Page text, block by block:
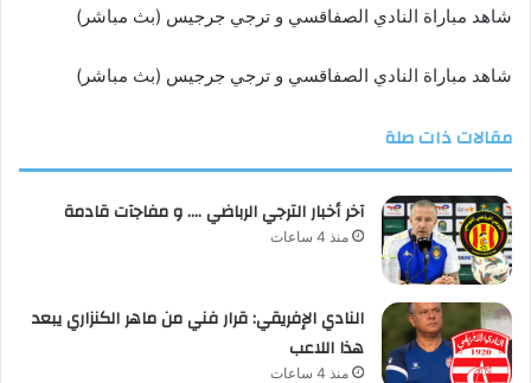
شاهد مباراة النادي الصفاقسي و ترجي جرجيس (بث مباشر)
شاهد مباراة النادي الصفاقسي و ترجي جرجيس (بث مباشر)
مقالات ذات صلة
آخر أخبار الترجي الرباضي …. و مفاجآت قادمة
منذ 4 ساعات
النادي الإفريقي: قرار فني من ماهر الكنزاري يبعد
هذا اللاعب
منذ 4 ساعات